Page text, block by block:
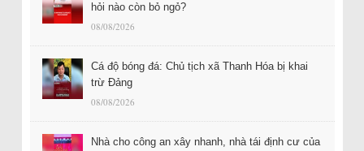
hỏi nào còn bỏ ngỏ?
08/08/2026
Cá độ bóng đá: Chủ tịch xã Thanh Hóa bị khai
trừ Đảng
08/08/2026
Nhà cho công an xây nhanh, nhà tái định cư của